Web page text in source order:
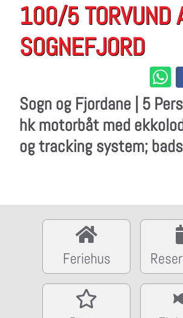
100/5 TORVUND
SOGNEFJORD
Sogn og Fjordane | 5
hk motorbåt med
og tracking system;
Feriehus